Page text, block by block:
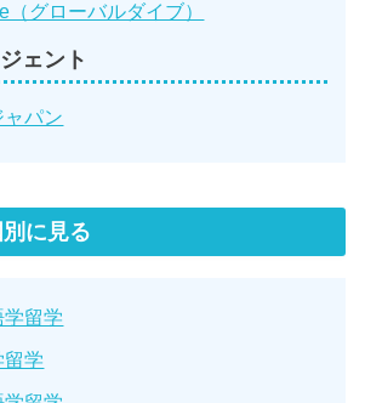
（グローバルダイブ）
ェント
ャパン
に見る
学留学
留学